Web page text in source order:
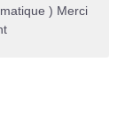
) Merci